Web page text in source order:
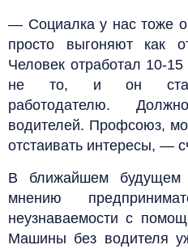
— Социалка у нас тоже
просто выгоняют как
Человек отработал 10-
не то, и он
работодателю.
водителей. Профсоюз,
отстаивать интересы, —
В ближайшем будущем
мнению
неузнаваемости с
Машины без водителя